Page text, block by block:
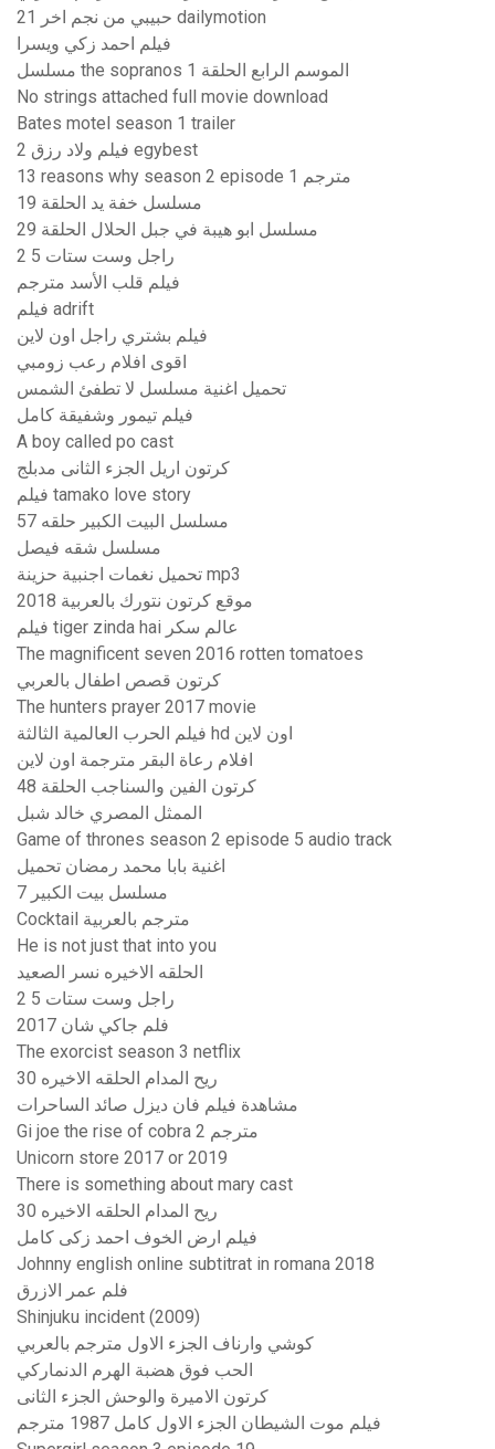
حبيبي من نجم اخر 21 dailymotion
فيلم احمد زكي ويسرا
مسلسل the sopranos الموسم الرابع الحلقة 1
No strings attached full movie download
Bates motel season 1 trailer
فيلم ولاد رزق 2 egybest
13 reasons why season 2 episode 1 مترجم
مسلسل خفة يد الحلقة 19
مسلسل ابو هيبة في جبل الحلال الحلقة 29
راجل وست ستات 5 2
فيلم قلب الأسد مترجم
فيلم adrift
فيلم بشتري راجل اون لاين
اقوى افلام رعب زومبي
تحميل اغنية مسلسل لا تطفئ الشمس
فيلم تيمور وشفيقة كامل
A boy called po cast
كرتون اريل الجزء الثانى مدبلج
فيلم tamako love story
مسلسل البيت الكبير حلقه 57
مسلسل شقه فيصل
تحميل نغمات اجنبية حزينة mp3
موقع كرتون نتورك بالعربية 2018
فيلم tiger zinda hai عالم سكر
The magnificent seven 2016 rotten tomatoes
كرتون قصص اطفال بالعربي
The hunters prayer 2017 movie
فيلم الحرب العالمية الثالثة hd اون لاين
افلام رعاة البقر مترجمة اون لاين
كرتون الفين والسناجب الحلقة 48
الممثل المصري خالد شبل
Game of thrones season 2 episode 5 audio track
اغنية بابا محمد رمضان تحميل
مسلسل بيت الكبير 7
Cocktail مترجم بالعربية
He is not just that into you
الحلقه الاخيره نسر الصعيد
راجل وست ستات 5 2
فلم جاكي شان 2017
The exorcist season 3 netflix
ريح المدام الحلقه الاخيره 30
مشاهدة فيلم فان ديزل صائد الساحرات
Gi joe the rise of cobra 2 مترجم
Unicorn store 2017 or 2019
There is something about mary cast
ريح المدام الحلقه الاخيره 30
فيلم ارض الخوف احمد زكى كامل
Johnny english online subtitrat in romana 2018
فلم عمر الازرق
Shinjuku incident (2009)
كوشي وارناف الجزء الاول مترجم بالعربي
الحب فوق هضبة الهرم الدنماركي
كرتون الاميرة والوحش الجزء الثانى
فيلم موت الشيطان الجزء الاول كامل 1987 مترجم